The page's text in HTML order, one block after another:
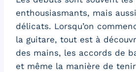
enthousiasmants, mais
délicats. Lorsqu’on
la guitare, tout est à
des mains, les accords de
et même la manière de